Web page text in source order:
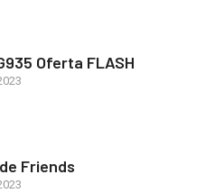
Oferta FLASH
Friends